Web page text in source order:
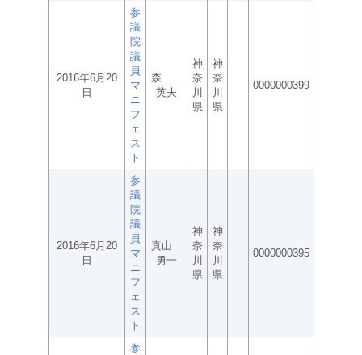
2016年6月20
日
参
議
院
議
員
マ
ニ
フ
ェ
ス
ト
森
英夫
神
奈
川
県
神
奈
川
県
0000000399
2016年6月20
日
参
議
院
議
員
マ
ニ
フ
ェ
ス
ト
真山
勇一
神
奈
川
県
神
奈
川
県
0000000395
参